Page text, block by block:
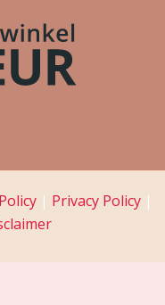
| Privacy Policy |